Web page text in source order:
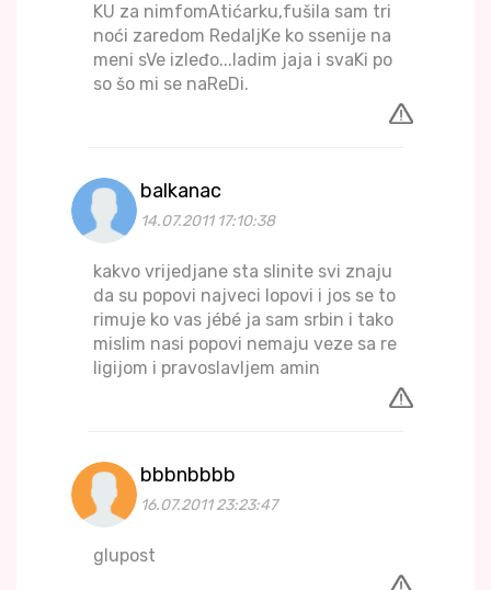
KU za nimfomAtićarku,fušila sam tri
noći zaredom RedaljKe ko ssenije na
meni sVe izleđo...ladim jaja i svaKi po
so šo mi se naReDi.
balkanac
14.07.2011 17:10:38
kakvo vrijedjane sta slinite svi znaju
da su popovi najveci lopovi i jos se to
rimuje ko vas jébé ja sam srbin i tako
mislim nasi popovi nemaju veze sa re
ligijom i pravoslavljem amin
bbbnbbbb
16.07.2011 23:23:47
glupost